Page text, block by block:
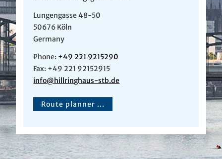
Lungengasse 48-50
50676 Köln
Germany
Phone: +49 221 9215290
Fax: +49 221 92152915
info@hillringhaus-stb.de
Route planner ...